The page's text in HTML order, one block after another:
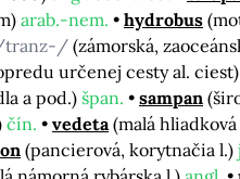
arab.-nem. hydrobus
(zámorská,
určenej cesty al. ciest)
a pod.)špan. sampan
čín. vedeta (malá hliadková
(pancierová, korytnačia l.)